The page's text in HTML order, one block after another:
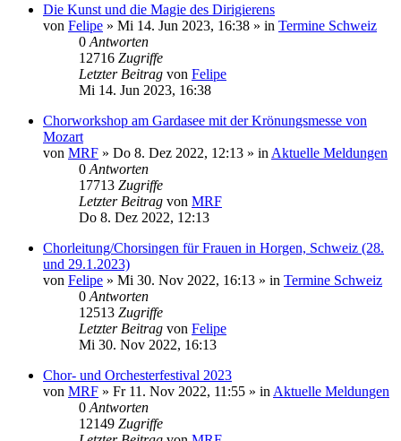
Die Kunst und die Magie des Dirigierens
von Felipe » Mi 14. Jun 2023, 16:38 » in Termine Schweiz
0 Antworten
12716 Zugriffe
Letzter Beitrag von Felipe
Mi 14. Jun 2023, 16:38
Chorworkshop am Gardasee mit der Krönungsmesse von
Mozart
von MRF » Do 8. Dez 2022, 12:13 » in Aktuelle Meldungen
0 Antworten
17713 Zugriffe
Letzter Beitrag von MRF
Do 8. Dez 2022, 12:13
Chorleitung/Chorsingen für Frauen in Horgen, Schweiz (28.
und 29.1.2023)
von Felipe » Mi 30. Nov 2022, 16:13 » in Termine Schweiz
0 Antworten
12513 Zugriffe
Letzter Beitrag von Felipe
Mi 30. Nov 2022, 16:13
Chor- und Orchesterfestival 2023
von MRF » Fr 11. Nov 2022, 11:55 » in Aktuelle Meldungen
0 Antworten
12149 Zugriffe